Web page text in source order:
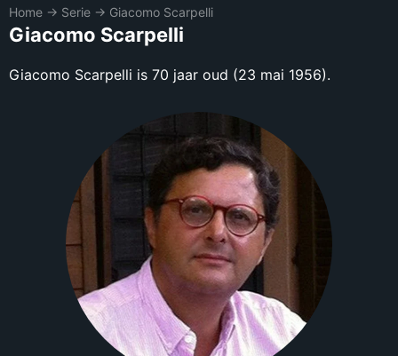
Home → Serie → Giacomo Scarpelli
Giacomo Scarpelli
Giacomo Scarpelli is 70 jaar oud (23 mai 1956).